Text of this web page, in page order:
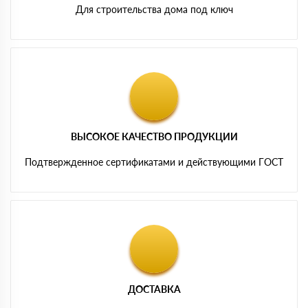
Для строительства дома под ключ
ВЫСОКОЕ КАЧЕСТВО ПРОДУКЦИИ
Подтвержденное сертификатами и действующими ГОСТ
ДОСТАВКА